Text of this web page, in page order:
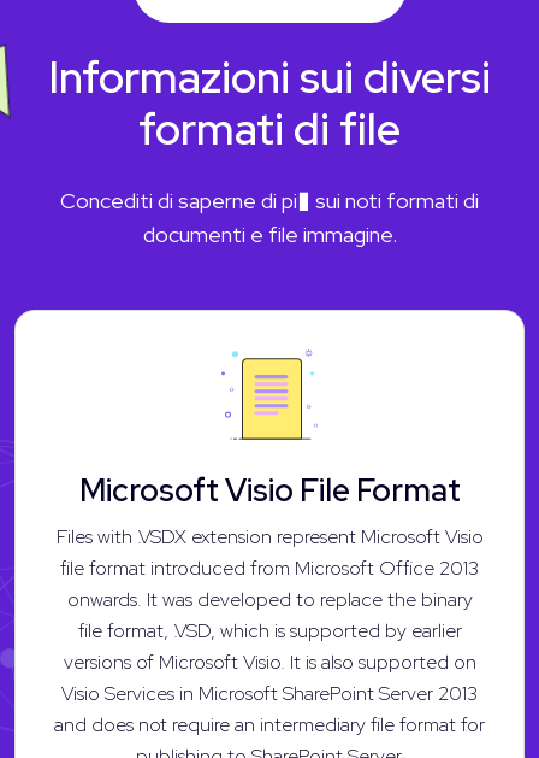
Informazioni sui diversi
formati di file
Concediti di saperne di pi� sui noti formati di
documenti e file immagine.
Microsoft Visio File Format
Files with .VSDX extension represent Microsoft Visio
file format introduced from Microsoft Office 2013
onwards. It was developed to replace the binary
file format, .VSD, which is supported by earlier
versions of Microsoft Visio. It is also supported on
Visio Services in Microsoft SharePoint Server 2013
and does not require an intermediary file format for